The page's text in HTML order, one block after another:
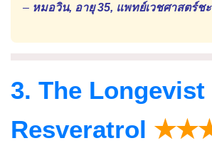
– หมอวิน, อายุ 35, แพทย์เวชศาสตร์ช
3. The Longevist
Resveratrol